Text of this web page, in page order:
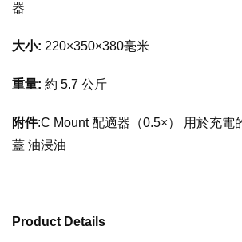
器
大小: 220×350×380毫米
重量: 約 5.7 公斤
附件:C Mount 配適器（0.5×） 用於充電
蓋 油浸油
Product Details